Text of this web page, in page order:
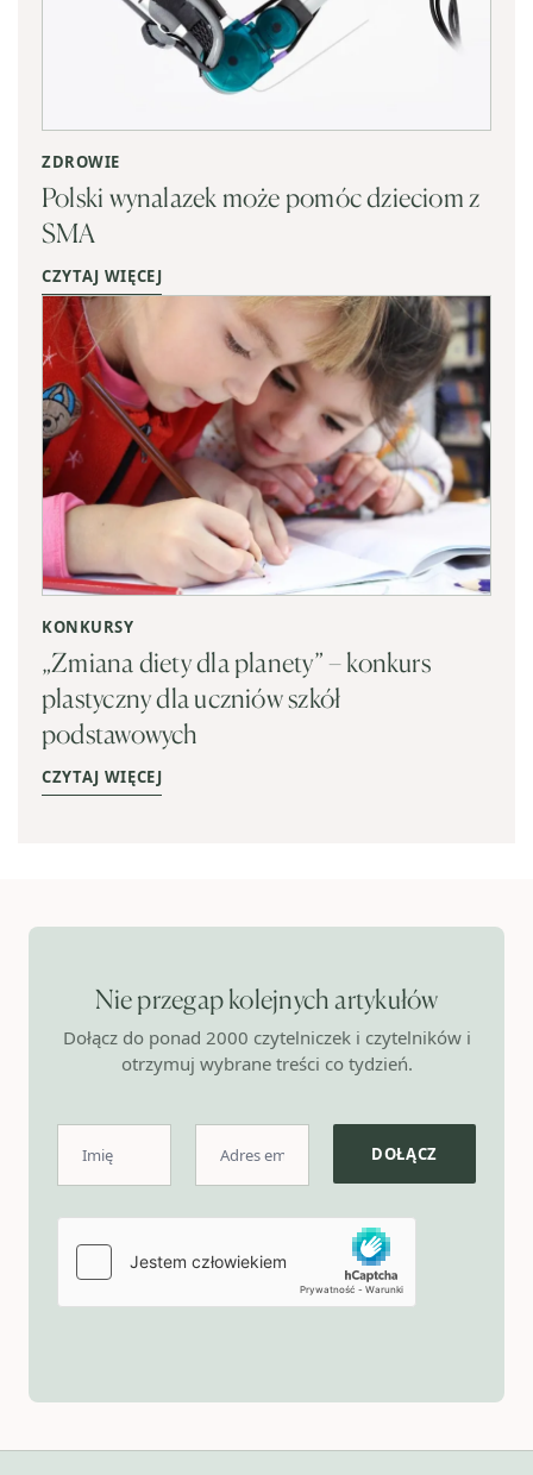
ZDROWIE
Polski wynalazek może pomóc dzieciom z
SMA
CZYTAJ WIĘCEJ
KONKURSY
„Zmiana diety dla planety” – konkurs
plastyczny dla uczniów szkół
podstawowych
CZYTAJ WIĘCEJ
Nie przegap kolejnych artykułów
Dołącz do ponad 2000 czytelniczek i czytelników i
otrzymuj wybrane treści co tydzień.